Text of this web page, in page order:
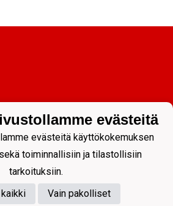
evästeitä
evästeitä käyttökokemuksen
toiminnallisiin ja tilastollisiin
tarkoituksiin.
Vain pakolliset